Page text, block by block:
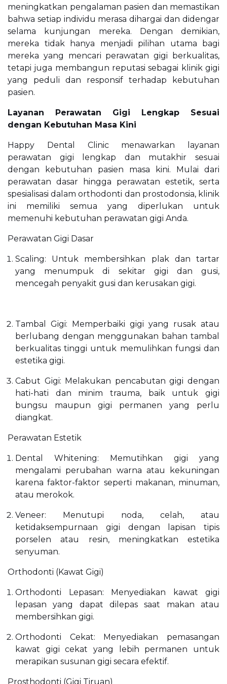
meningkatkan pengalaman pasien dan memastikan
bahwa setiap individu merasa dihargai dan didengar
selama kunjungan mereka. Dengan demikian,
mereka tidak hanya menjadi pilihan utama bagi
mereka yang mencari perawatan gigi berkualitas,
tetapi juga membangun reputasi sebagai klinik gigi
yang peduli dan responsif terhadap kebutuhan
pasien.
Layanan Perawatan Gigi Lengkap Sesuai
dengan Kebutuhan Masa Kini
Happy Dental Clinic menawarkan layanan
perawatan gigi lengkap dan mutakhir sesuai
dengan kebutuhan pasien masa kini. Mulai dari
perawatan dasar hingga perawatan estetik, serta
spesialisasi dalam orthodonti dan prostodonsia, klinik
ini memiliki semua yang diperlukan untuk
memenuhi kebutuhan perawatan gigi Anda.
Perawatan Gigi Dasar
Scaling: Untuk membersihkan plak dan tartar
yang menumpuk di sekitar gigi dan gusi,
mencegah penyakit gusi dan kerusakan gigi.
Tambal Gigi: Memperbaiki gigi yang rusak atau
berlubang dengan menggunakan bahan tambal
berkualitas tinggi untuk memulihkan fungsi dan
estetika gigi.
Cabut Gigi: Melakukan pencabutan gigi dengan
hati-hati dan minim trauma, baik untuk gigi
bungsu maupun gigi permanen yang perlu
diangkat.
Perawatan Estetik
Dental Whitening: Memutihkan gigi yang
mengalami perubahan warna atau kekuningan
karena faktor-faktor seperti makanan, minuman,
atau merokok.
Veneer: Menutupi noda, celah, atau
ketidaksempurnaan gigi dengan lapisan tipis
porselen atau resin, meningkatkan estetika
senyuman.
Orthodonti (Kawat Gigi)
Orthodonti Lepasan: Menyediakan kawat gigi
lepasan yang dapat dilepas saat makan atau
membersihkan gigi.
Orthodonti Cekat: Menyediakan pemasangan
kawat gigi cekat yang lebih permanen untuk
merapikan susunan gigi secara efektif.
Prosthodonti (Gigi Tiruan)